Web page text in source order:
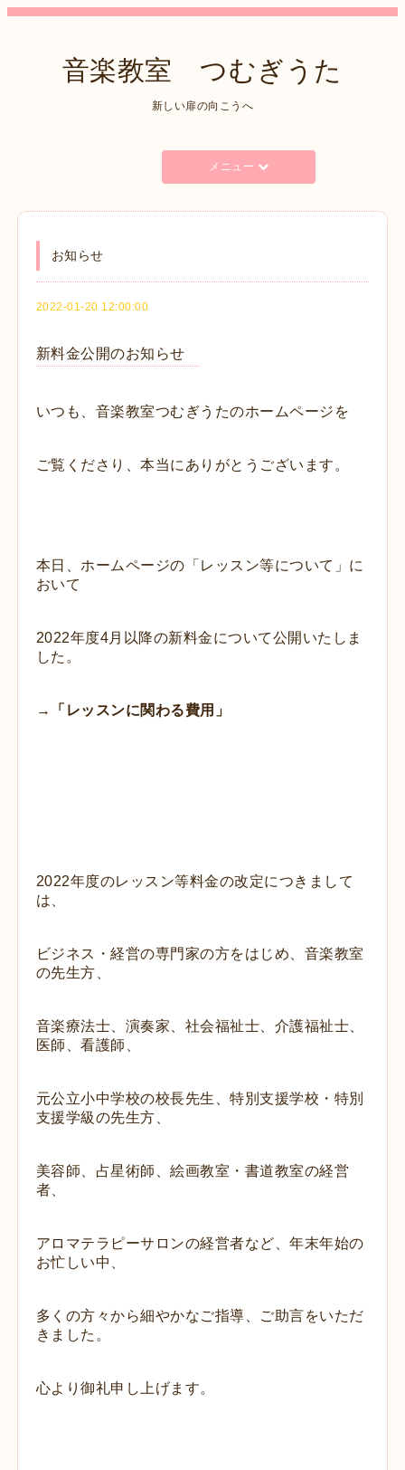
音楽教室 つむぎうた
新しい扉の向こうへ
メニュー
お知らせ
2022-01-20 12:00:00
新料金公開のお知らせ
いつも、音楽教室つむぎうたのホームページを
ご覧くださり、本当にありがとうございます。
本日、ホームページの「レッスン等について」に
おいて
2022年度4月以降の新料金について公開いたしま
した。
→ 「レッスンに関わる費用」
2022年度のレッスン等料金の改定につきまして
は、
ビジネス・経営の専門家の方をはじめ、音楽教室
の先生方、
音楽療法士、演奏家、 社会福祉士、介護福祉士、
医師、看護師、
元公立小中学校の校長先生、特別支援学校・特別
支援学級の先生方、
美容師、占星術師、絵画教室・書道教室の経営
者、
アロマテラピーサロンの経営者など、年末年始の
お忙しい中、
多くの方々から細やかなご指導、ご助言をいただ
きました。
心より御礼申し上げます。